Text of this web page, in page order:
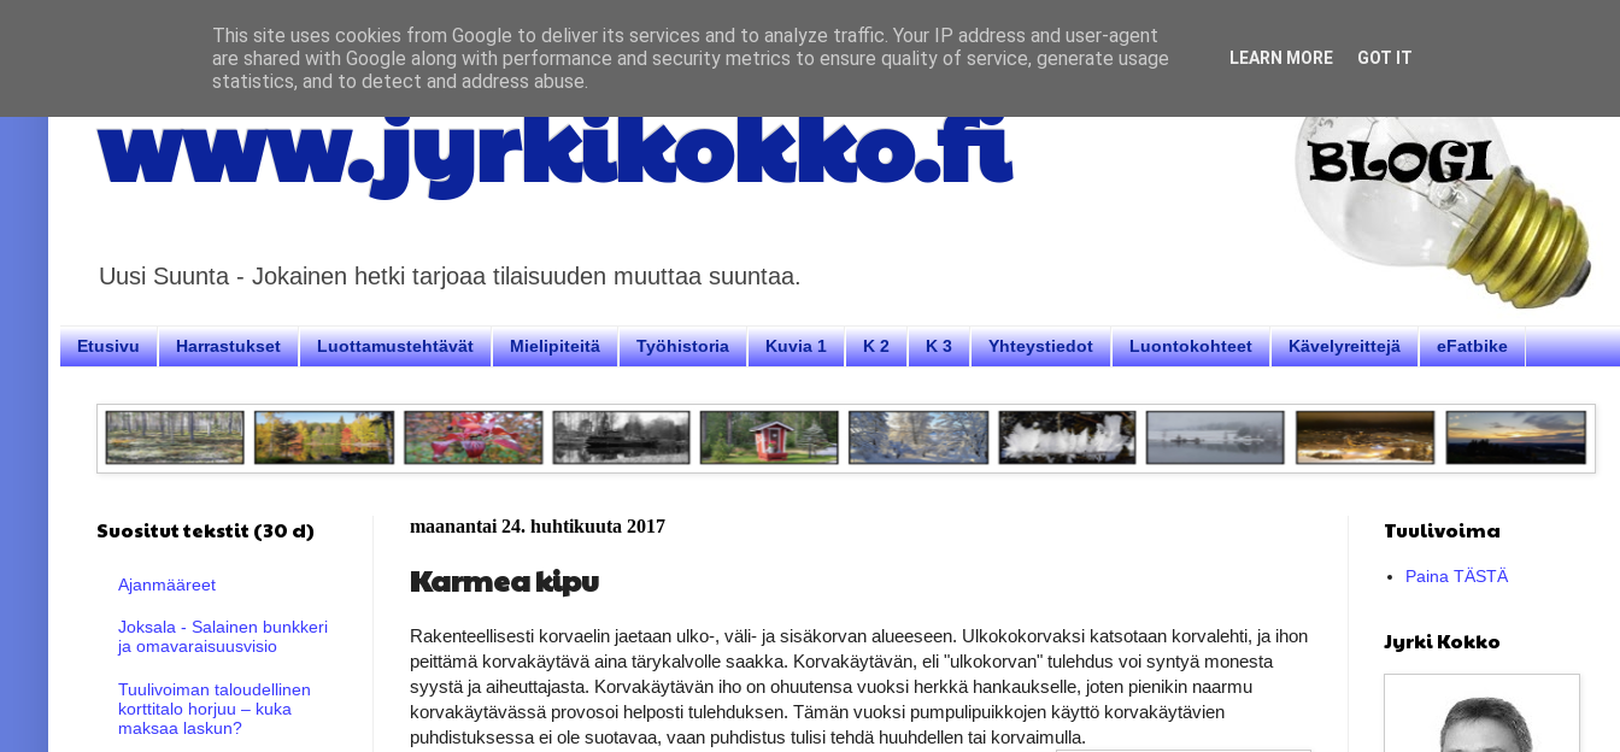
www.jyrkikokko.fi
Uusi Suunta - Jokainen hetki tarjoaa tilaisuuden muuttaa suuntaa.
Etusivu Harrastukset Luottamustehtävät Mielipiteitä Työhistoria Kuvia 1 K 2 K 3 Yhteystiedot Luontokohteet Kävelyreittejä eFatbike
maanantai 24. huhtikuuta 2017
Karmea kipu
Rakenteellisesti korvaelin jaetaan ulko-, väli- ja sisäkorvan alueeseen. Ulkokokorvaksi katsotaan korvalehti, ja ihon
peittämä korvakäytävä aina tärykalvolle saakka. Korvakäytävän, eli "ulkokorvan" tulehdus voi syntyä monesta
syystä ja aiheuttajasta. Korvakäytävän iho on ohuutensa vuoksi herkkä hankaukselle, joten pienikin naarmu
korvakäytävässä provosoi helposti tulehduksen. Tämän vuoksi pumpulipuikkojen käyttö korvakäytävien
puhdistuksessa ei ole suotavaa, vaan puhdistus tulisi tehdä huuhdellen tai korvaimulla.
Suositut tekstit (30 d)
Ajanmääreet
Joksala - Salainen bunkkeri
ja omavaraisuusvisio
Tuulivoiman taloudellinen
korttitalo horjuu – kuka
maksaa laskun?
Tuulivoima
Paina TÄSTÄ
Jyrki Kokko
This site uses cookies from Google to deliver its services and to analyze traffic. Your IP address and user-agent
are shared with Google along with performance and security metrics to ensure quality of service, generate usage
statistics, and to detect and address abuse.
LEARN MORE GOT IT